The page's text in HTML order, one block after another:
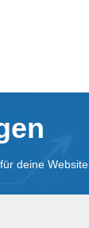
deine Website